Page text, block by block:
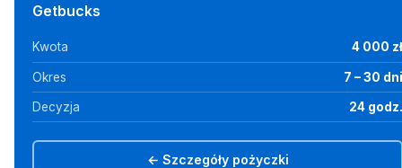
Getbucks
Kwota 4 000 zł
Okres 7 – 30 dni
Decyzja 24 godz.
← Szczegóły pożyczki